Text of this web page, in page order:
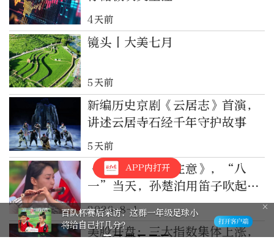
4天前
镜头丨大美七月
5天前
新编历史京剧《云居志》首演，
讲述云居寺石经千年守护故事
5天前
《三大纪律八项注意》，“八
一”当天，孙楚泊用笛子吹起这
首军歌
2026-8-1
美股开盘：三大指数集体上涨，
APP内打开
百队杯赛后采访，这群一年级足球小
将给自己打几分？